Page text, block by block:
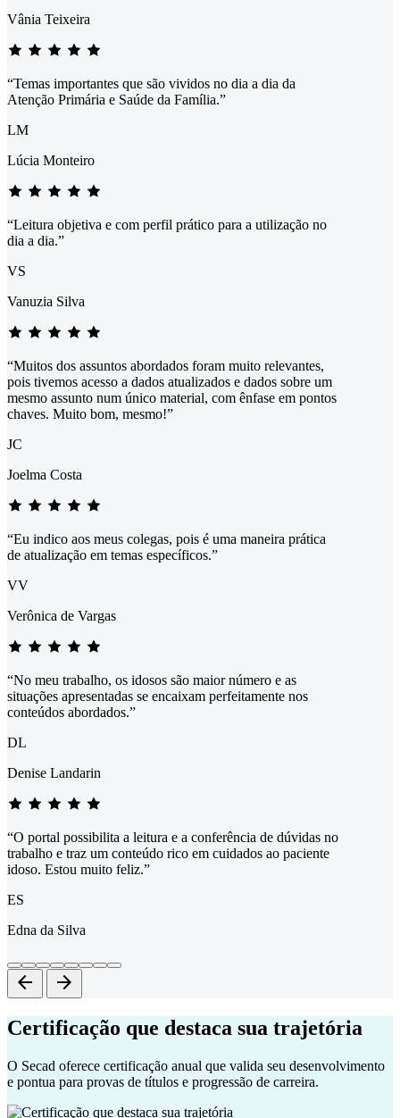
Vânia Teixeira
“Temas importantes que são vividos no dia a dia da
Atenção Primária e Saúde da Família.”
LM
Lúcia Monteiro
“Leitura objetiva e com perfil prático para a utilização no
dia a dia.”
VS
Vanuzia Silva
“Muitos dos assuntos abordados foram muito relevantes,
pois tivemos acesso a dados atualizados e dados sobre um
mesmo assunto num único material, com ênfase em pontos
chaves. Muito bom, mesmo!”
JC
Joelma Costa
“Eu indico aos meus colegas, pois é uma maneira prática
de atualização em temas específicos.”
VV
Verônica de Vargas
“No meu trabalho, os idosos são maior número e as
situações apresentadas se encaixam perfeitamente nos
conteúdos abordados.”
DL
Denise Landarin
“O portal possibilita a leitura e a conferência de dúvidas no
trabalho e traz um conteúdo rico em cuidados ao paciente
idoso. Estou muito feliz.”
ES
Edna da Silva
arrow_back arrow_forward
Certificação que destaca sua trajetória
O Secad oferece certificação anual que valida seu desenvolvimento
e pontua para provas de títulos e progressão de carreira.